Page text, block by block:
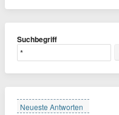
Suchbegriff
Neueste Antworten